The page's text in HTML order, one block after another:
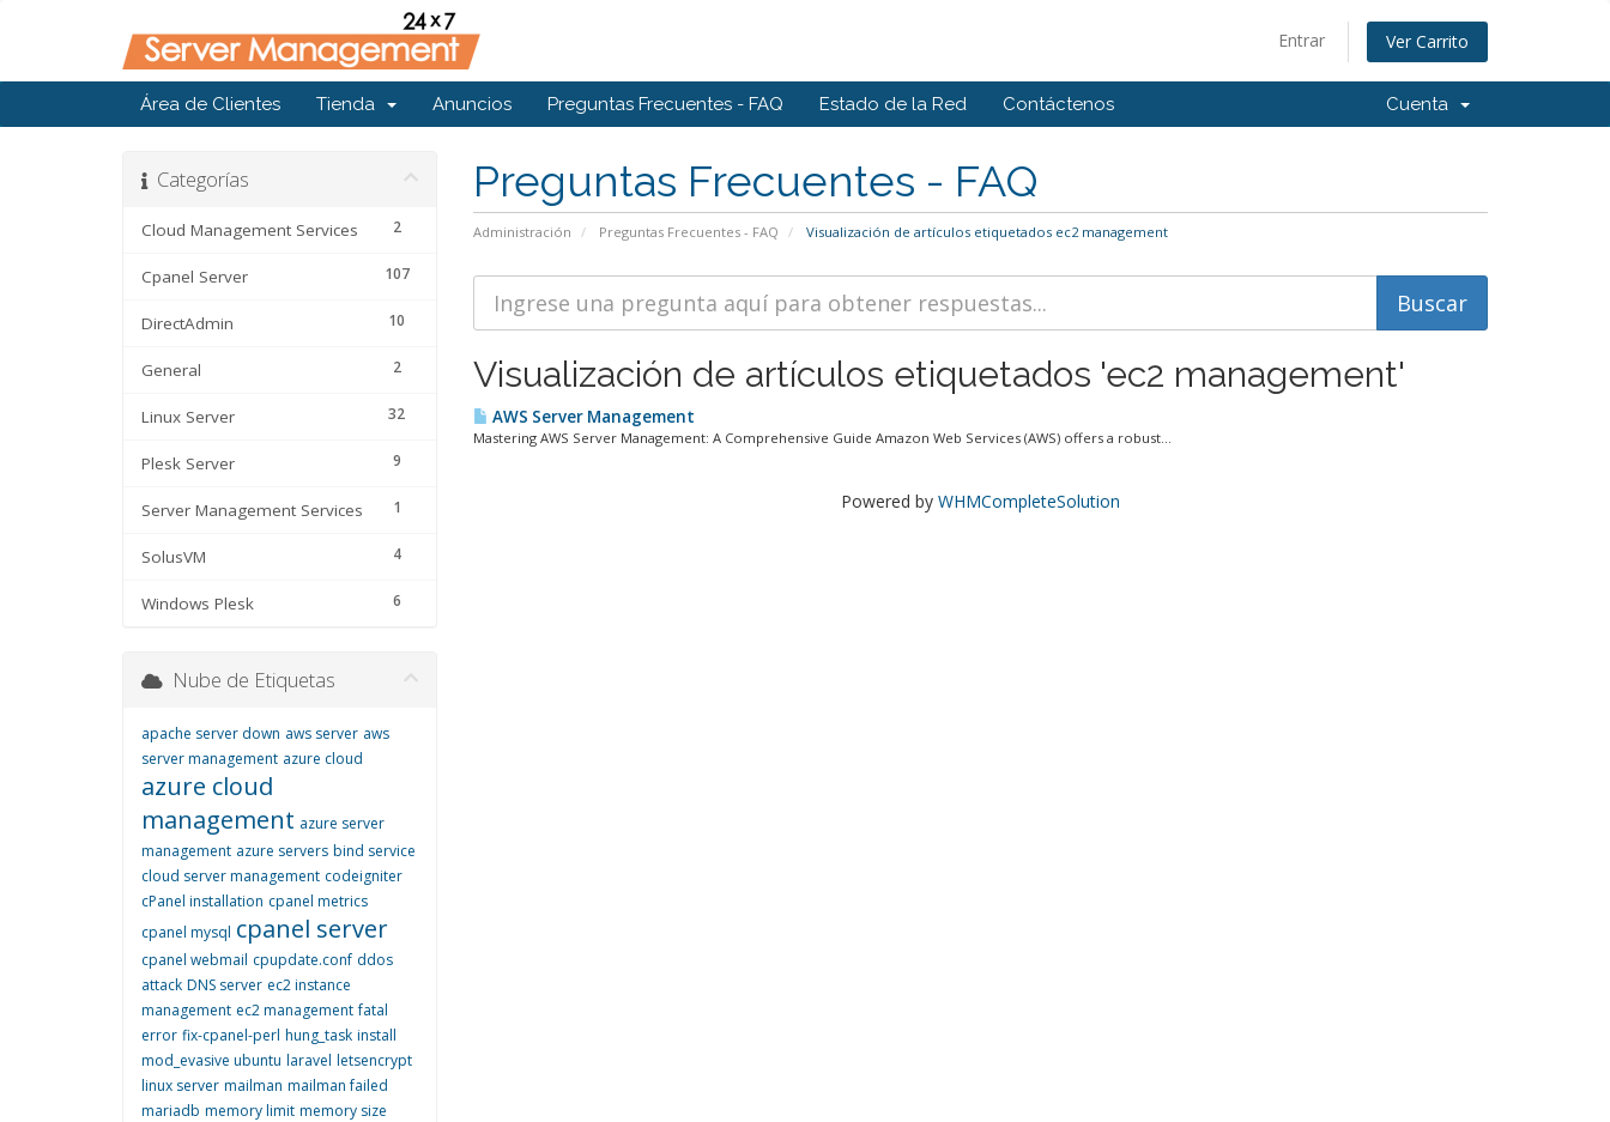
Entrar Ver Carrito
Área de Clientes Tienda Anuncios Preguntas Frecuentes - FAQ Estado de la Red Contáctenos Cuenta
Preguntas Frecuentes - FAQ
Administración Preguntas Frecuentes - FAQ Visualización de artículos etiquetados ec2 management
Categorías
2
Cloud Management Services
107
Cpanel Server
10
DirectAdmin
2
General
32
Linux Server
9
Plesk Server
1
Server Management Services
4
SolusVM
6
Windows Plesk
Visualización de artículos etiquetados 'ec2 management'
AWS Server Management
Mastering AWS Server Management: A Comprehensive Guide Amazon Web Services (AWS) offers a robust...
Powered by WHMCompleteSolution
Nube de Etiquetas
apache server down aws server aws
server management azure cloud
azure cloud
management azure server
management azure servers bind service
cloud server management codeigniter
cPanel installation cpanel metrics
cpanel mysql cpanel server
cpanel webmail cpupdate.conf ddos
attack DNS server ec2 instance
management ec2 management fatal
error fix-cpanel-perl hung_task install
mod_evasive ubuntu laravel letsencrypt
linux server mailman mailman failed
mariadb memory limit memory size